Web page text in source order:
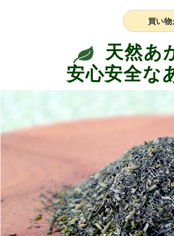
買い
天然あ
安心安全な